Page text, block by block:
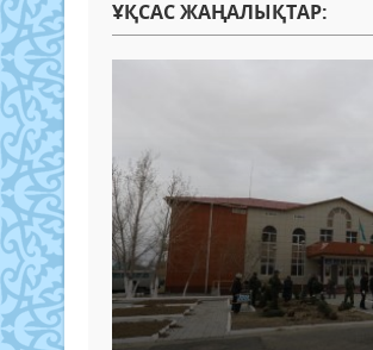
ҰҚСАС ЖАҢАЛЫҚТАР: